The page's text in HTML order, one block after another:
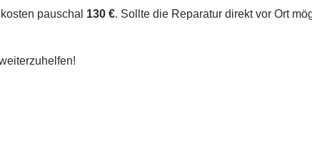
pauschal 130 €. Sollte die Reparatur direkt vor Ort